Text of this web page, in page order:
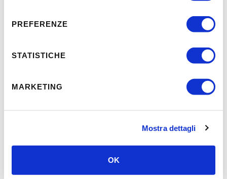
PREFERENZE
STATISTICHE
MARKETING
Mostra dettagli
OK
viale Codalunga, 10A
Pec:irisester@legalmail.it